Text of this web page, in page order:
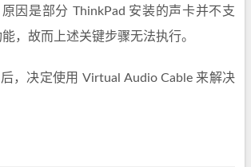
因是部分 ThinkPad 安装的声卡并不支
，故而上述关键步骤无法执行。
，决定使用 Virtual Audio Cable 来解决